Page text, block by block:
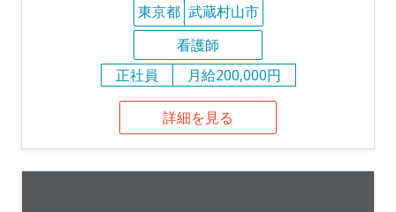
東京都 武蔵村山市
看護師
正社員
月給200,000円
詳細を見る